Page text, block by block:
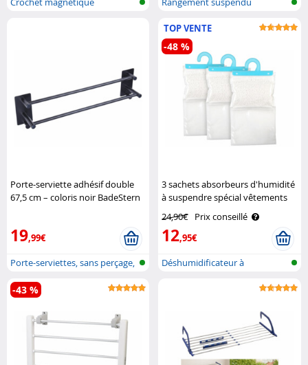
Porte-serviette adhésif double
67,5 cm – coloris noir BadeStern
19,99€
Porte-serviettes, sans perçage,
aut..
TOP VENTE
3 sachets absorbeurs d'humidité
à suspendre spécial vêtements
24,90€ Prix conseillé
12,95€
-48 %
Déshumidificateur à
-43 %